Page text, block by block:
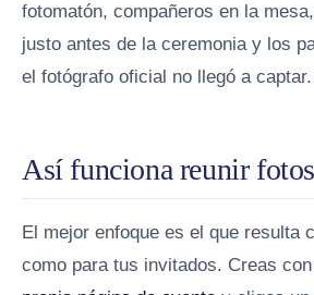
fotomatón, compañeros en la
justo antes de la ceremonia y los
el fotógrafo oficial no llegó a captar.
Así funciona reunir
El mejor enfoque es el que resulta
como para tus invitados. Creas